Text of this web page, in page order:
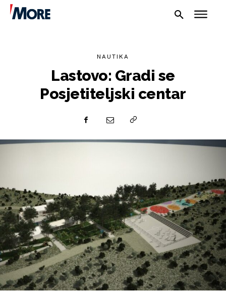
SPORT
PLOVILA
PLOVIDBA
SPIZA
VELIKE PRIČE
NAUTIKA
Lastovo: Gradi se
Posjetiteljski centar